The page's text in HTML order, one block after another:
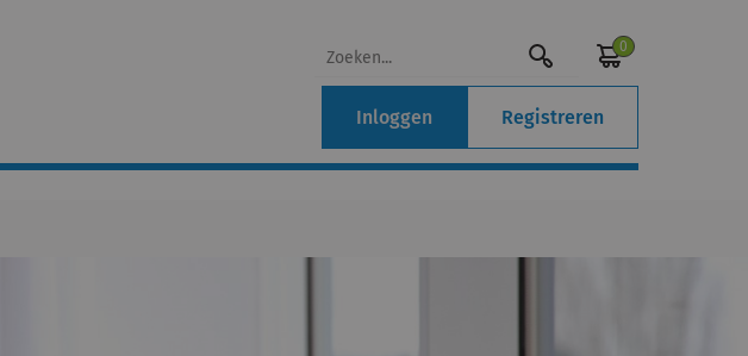
0
Inloggen Registreren